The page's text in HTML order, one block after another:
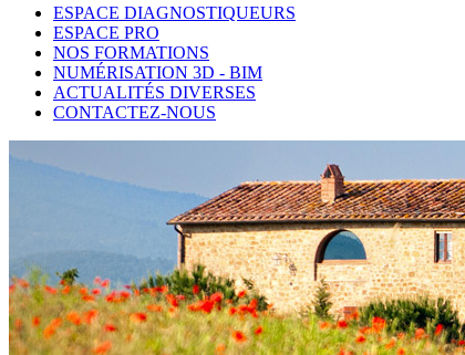
ESPACE DIAGNOSTIQUEURS
ESPACE PRO
NOS FORMATIONS
NUMÉRISATION 3D - BIM
ACTUALITÉS DIVERSES
CONTACTEZ-NOUS